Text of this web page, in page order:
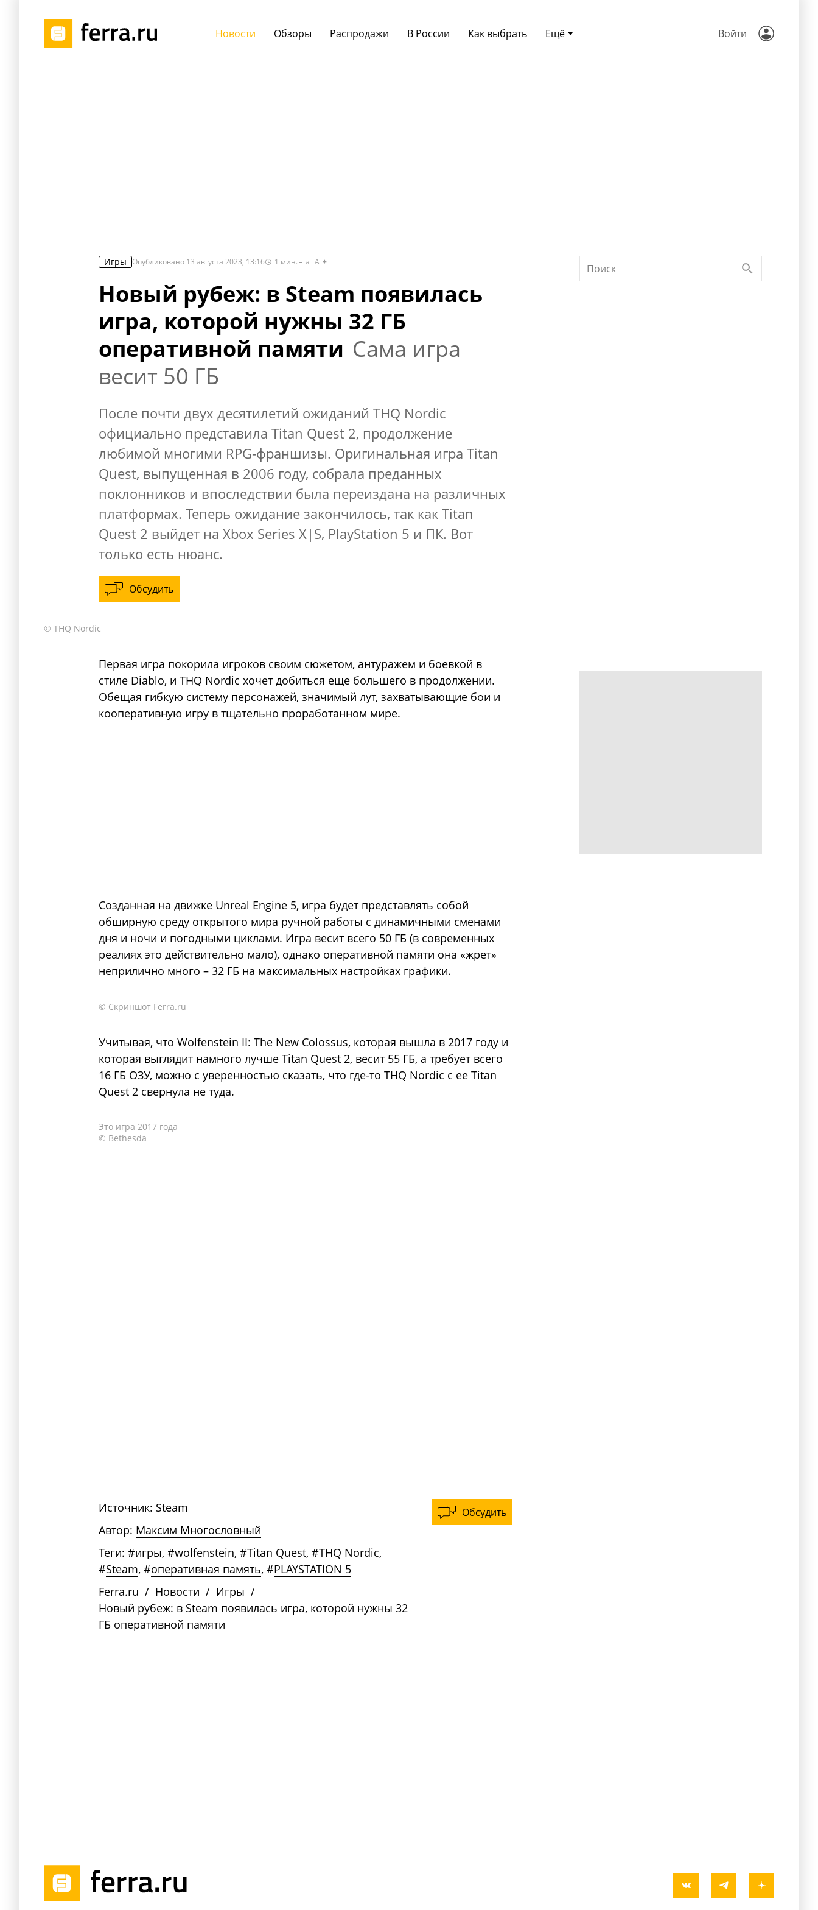
Ещё
Новости Обзоры Распродажи В России Как выбрать Войти
Игры Опубликовано 13 августа 2023, 13:16 1 мин. a A
Новый рубеж: в Steam появилась
игра, которой нужны 32 ГБ
оперативной памяти Сама игра
весит 50 ГБ
После почти двух десятилетий ожиданий THQ Nordic
официально представила Titan Quest 2, продолжение
любимой многими RPG-франшизы. Оригинальная игра Titan
Quest, выпущенная в 2006 году, собрала преданных
поклонников и впоследствии была переиздана на различных
платформах. Теперь ожидание закончилось, так как Titan
Quest 2 выйдет на Xbox Series X|S, PlayStation 5 и ПК. Вот
только есть нюанс.
Обсудить
© THQ Nordic
Первая игра покорила игроков своим сюжетом, антуражем и боевкой в
стиле Diablo, и THQ Nordic хочет добиться еще большего в продолжении.
Обещая гибкую систему персонажей, значимый лут, захватывающие бои и
кооперативную игру в тщательно проработанном мире.
Созданная на движке Unreal Engine 5, игра будет представлять собой
обширную среду открытого мира ручной работы с динамичными сменами
дня и ночи и погодными циклами. Игра весит всего 50 ГБ (в современных
реалиях это действительно мало), однако оперативной памяти она «жрет»
неприлично много – 32 ГБ на максимальных настройках графики.
© Скриншот Ferra.ru
Учитывая, что Wolfenstein II: The New Colossus, которая вышла в 2017 году и
которая выглядит намного лучше Titan Quest 2, весит 55 ГБ, а требует всего
16 ГБ ОЗУ, можно с уверенностью сказать, что где-то THQ Nordic с ее Titan
Quest 2 свернула не туда.
Это игра 2017 года
© Bethesda
Обсудить
Источник: Steam
Автор: Максим Многословный
Теги: #игры, #wolfenstein, #Titan Quest, #THQ Nordic,
#Steam, #оперативная память, #PLAYSTATION 5
Ferra.ru / Новости / Игры /
Новый рубеж: в Steam появилась игра, которой нужны 32
ГБ оперативной памяти